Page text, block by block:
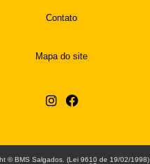
Contato
Mapa do site
© BMS Salgados. (Lei 9610 de 19/02/1998)